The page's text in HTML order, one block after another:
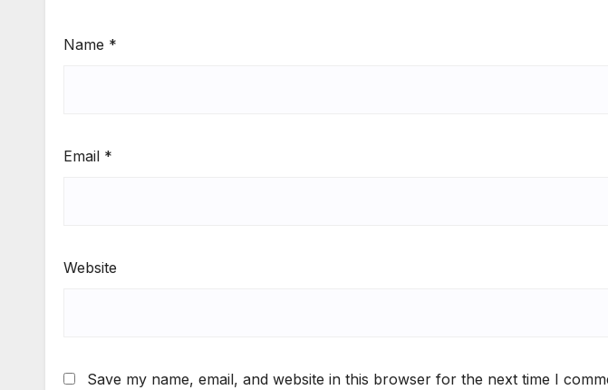
Name *
Email *
Website
Save my name, email, and website in this browser for the next time I